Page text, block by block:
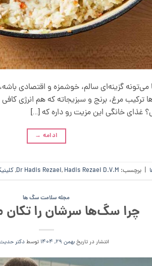
گزینه‌ای سالم، خوشمزه و اقتصادی
ترکیب مرغ، برنج و سبزیجاته که هم انرژی
غذای خانگی این مزیت رو داره که […]
ادامه →
| برچسب: Dr Hadis Rezaei, Hadis Rezaei D.V.M
,
مجله سلامت سگ ها
چرا سگ‌ها سرشان را
انتشار در تاریخبهمن 29, 1404 توسطدکتر